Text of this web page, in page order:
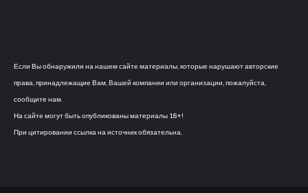
Если Вы обнаружили на нашем сайте материалы, которые нарушают авторские
права, принадлежащие Вам, Вашей компании или организации, пожалуйста,
сообщите нам.
На сайте могут быть опубликованы материалы 18+!
При цитировании ссылка на источник обязательна.